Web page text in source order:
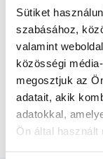
Sütiket
szabásához,
valamint
közösségi
megosztjuk az
adatait, akik
adatokkal,
Ön által használt
szakorvosjelölt
felelősségét kizárja
Főoldal
Digitális